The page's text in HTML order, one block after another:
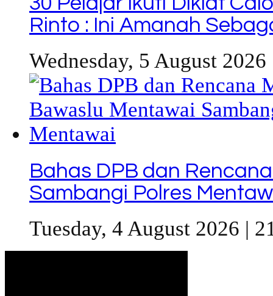
Rinto : Ini Amanah
Wednesday, 5 August 2026
Bahas DPB dan
Sambangi Polres
Tuesday, 4 August 2026 |